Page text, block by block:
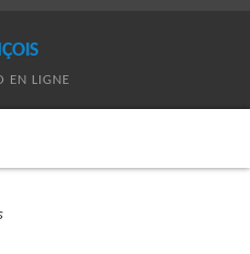
EN LIGNE